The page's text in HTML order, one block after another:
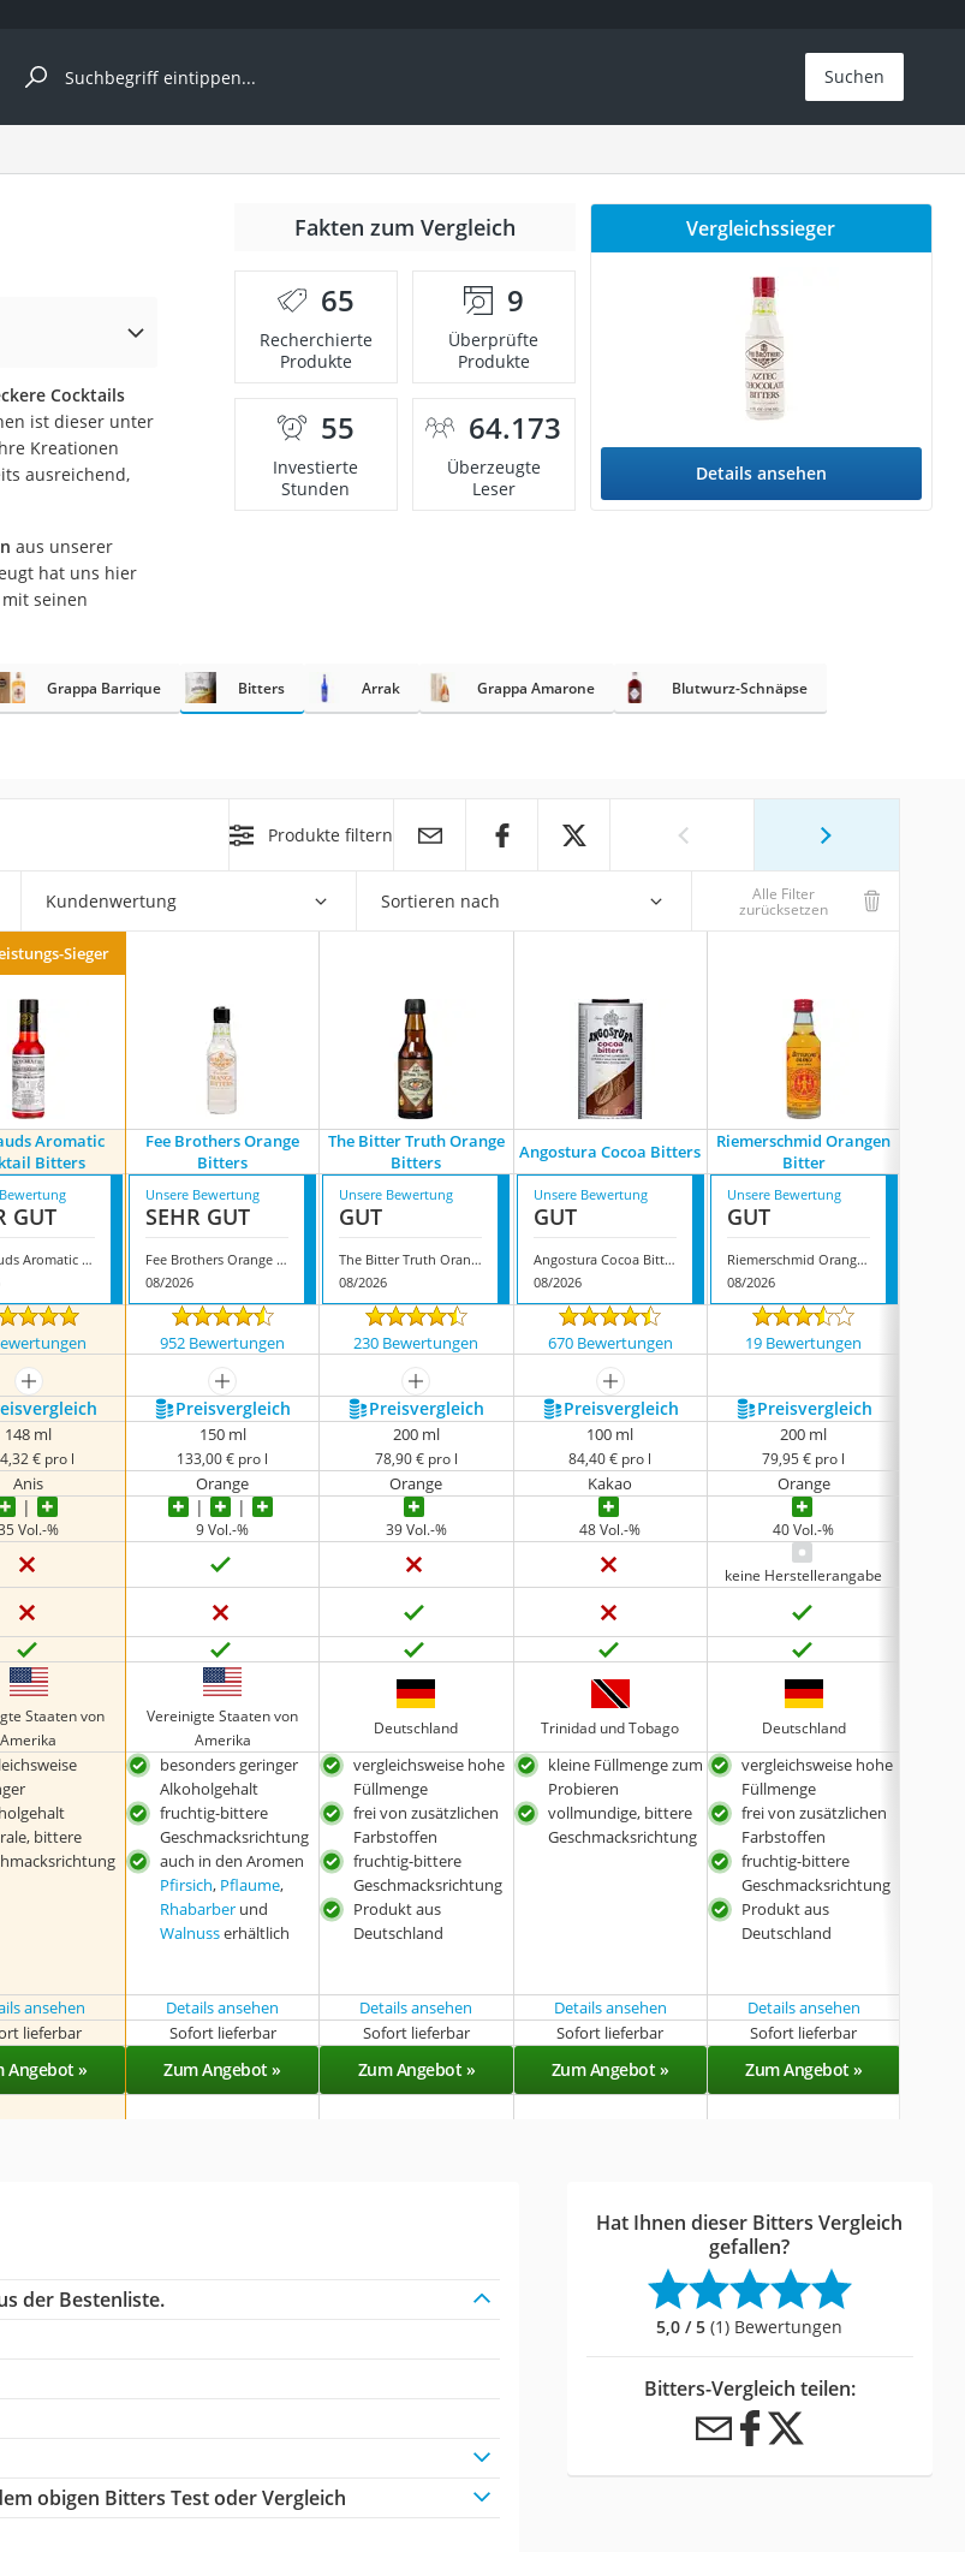
Kategorie
Suchen
Cocktails
ist dieser unter
Kreationen
ausreichend,
aus unserer
hat uns hier
mit seinen
Fakten zum Vergleich
65
Recherchierte
Produkte
9
Überprüfte
Produkte
55
Investierte
Stunden
64.173
Überzeugte
Leser
Vergleichssieger
Details ansehen
Grappa Barrique Bitters Arrak Grappa Amarone Blutwurz-Schnäpse
Produkte filtern
Kundenwertung Sortieren nach Alle Filter
zurücksetzen
Sieger
Aromatic
Bitters
Fee Brothers Orange
Bitters
The Bitter Truth Orange
Bitters
Angostura Cocoa Bitters
Riemerschmid Orangen
Bitter
GUT
Peychauds Aromatic Cocktail Bitters
Unsere Bewertung
SEHR GUT
Fee Brothers Orange Bitters
08/2026
Unsere Bewertung
GUT
The Bitter Truth Orange Bitters
08/2026
Unsere Bewertung
GUT
Angostura Cocoa Bitters
08/2026
Unsere Bewertung
GUT
Riemerschmid Orangen Bitter
08/2026
952 Bewertungen 230 Bewertungen 670 Bewertungen 19 Bewertungen
mehr anzeigen mehr anzeigen mehr anzeigen
mehr anzeigen
Preis­vergleich Preis­vergleich Preis­vergleich Preis­vergleich
148 ml
€ pro l
150 ml
133,00 € pro l
200 ml
78,90 € pro l
100 ml
84,40 € pro l
200 ml
79,95 € pro l
Anis Orange Orange Kakao Orange
Vol.-% 9 Vol.-% 39 Vol.-% 48 Vol.-% 40 Vol.-%
keine Herstellerangabe
Staaten von
Amerika
Vereinigte Staaten von
Amerika
Deutschland Trinidad und Tobago Deutschland
bittere
besonders geringer
Alkoholgehalt
fruchtig-bittere
Geschmacksrichtung
auch in den Aromen
Pfirsich, Pflaume,
Rhabarber und
Walnusserhältlich
vergleichsweise hohe
Füllmenge
frei von zusätzlichen
Farbstoffen
fruchtig-bittere
Geschmacksrichtung
Produkt aus
Deutschland
kleine Füllmenge zum
Probieren
vollmundige, bittere
Geschmacksrichtung
vergleichsweise hohe
Füllmenge
frei von zusätzlichen
Farbstoffen
fruchtig-bittere
Geschmacksrichtung
Produkt aus
Deutschland
ansehen Details ansehen Details ansehen Details ansehen
Details ansehen
lieferbar Sofort lieferbar Sofort lieferbar Sofort lieferbar Sofort lieferbar
Angebot » Zum Angebot » Zum Angebot » Zum Angebot » Zum Angebot »
der Bestenliste.
obigen Bitters Test oder Vergleich
Hat Ihnen dieser Bitters Vergleich
gefallen?
5,0 / 5 (1) Bewertungen
Bitters-Vergleich teilen: